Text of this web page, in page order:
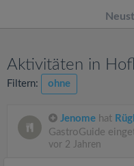
Aktivitäten in
Filtern: ohne
Jenome hat
GastroGuide
vor 2 Jahren